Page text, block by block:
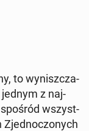
to wy­nisz­cza­
jednym z naj­
wszyst­
Zjed­no­czo­nych